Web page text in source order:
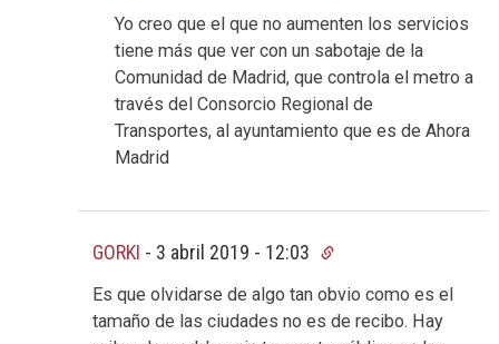
Yo creo que el que no aumenten los servicios
tiene más que ver con un sabotaje de la
Comunidad de Madrid, que controla el metro a
través del Consorcio Regional de
Transportes, al ayuntamiento que es de Ahora
Madrid
GORKI - 3 abril 2019 - 12:03
Es que olvidarse de algo tan obvio como es el
tamaño de las ciudades no es de recibo. Hay